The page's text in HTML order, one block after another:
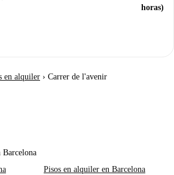
horas)
en alquiler › Carrer de l'avenir
Barcelona
Pisos en alquiler en Barcelona